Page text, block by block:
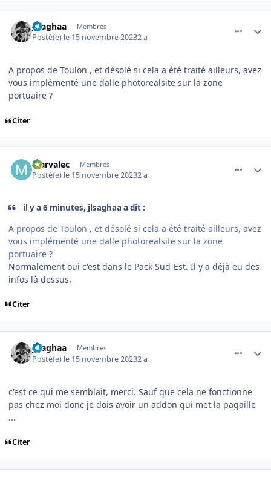
jlsaghaa Membres
Posté(e) le 15 novembre 20232 a
A propos de Toulon , et désolé si cela a été traité ailleurs, avez
vous implémenté une dalle photorealsite sur la zone
portuaire ?
Citer
Marvalec Membres
Posté(e) le 15 novembre 20232 a
il y a 6 minutes, jlsaghaa a dit :
A propos de Toulon , et désolé si cela a été traité ailleurs, avez
vous implémenté une dalle photorealsite sur la zone
portuaire ?
Normalement oui c'est dans le Pack Sud-Est. Il y a déjà eu des
infos là dessus.
Citer
jlsaghaa Membres
Posté(e) le 15 novembre 20232 a
c'est ce qui me semblait, merci. Sauf que cela ne fonctionne
pas chez moi donc je dois avoir un addon qui met la pagaille
...
Citer